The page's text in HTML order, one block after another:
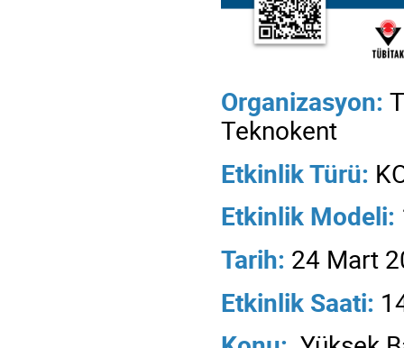
Organizasyon:
Teknokent
Etkinlik Türü:
Etkinlik Modeli:
Tarih: 24 Mart
Etkinlik Saati: